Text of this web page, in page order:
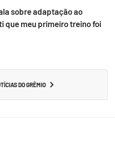
sobre adaptação ao
que meu primeiro treino foi
DO GRÊMIO